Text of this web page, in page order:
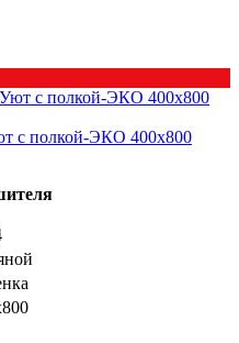
с полкой-ЭКО 400х800